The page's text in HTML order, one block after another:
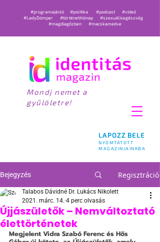
LAPOZZ BELE
NYOMTATOTT
MAGAZINJAINKBA
#programajánló #politika #podcast
#videó
#LadyDömper
#történetihónap
#szexuálisegészség
#magdiagőzben
#macskamedve
Mondj nemet a
gyűlöletre!
Bejegyzés Regisztráció
Újjászületők – Nemváltoztató
élettörténetek
Talabos Dávidné Dr. Lukács Nikolett
2021. márc. 14. 4 perc olvasás
Megjelent Vidra Szabó Ferenc és Hős